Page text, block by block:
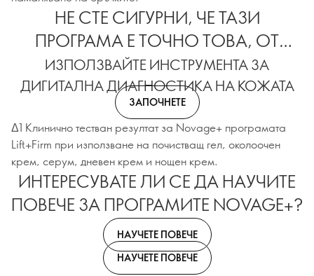
НЕ СТЕ СИГУРНИ, ЧЕ ТАЗИ
ПРОГРАМА Е ТОЧНО ТОВА, ОТ
КОЕТО СЕ НУЖДАЕТЕ
ИЗПОЛЗВАЙТЕ ИНСТРУМЕНТА ЗА
ДИГИТАЛНА ДИАГНОСТИКА НА КОЖАТА
ЗАПОЧНЕТЕ
Δ1 Клинично тестван резултат за Novage+ програмата
Lift+Firm при използване на почистващ гел, околоочен
крем, серум, дневен крем и нощен крем.
ИНТЕРЕСУВАТЕ ЛИ СЕ ДА НАУЧИТЕ
ПОВЕЧЕ ЗА ПРОГРАМИТЕ NOVAGE+?
НАУЧЕТЕ ПОВЕЧЕ
НАУЧЕТЕ ПОВЕЧЕ